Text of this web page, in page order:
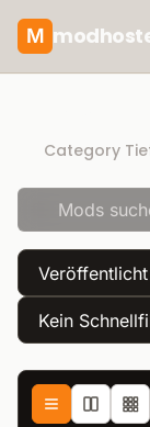
M
Category